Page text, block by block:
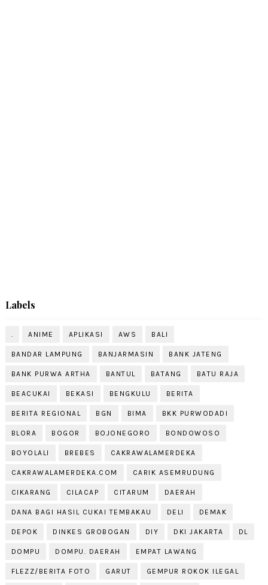
Labels
. ANIME APLIKASI AWS BALI
BANDAR LAMPUNG BANJARMASIN BANK JATENG
BANK PURWA ARTHA BANTUL BATANG BATU RAJA
BEACUKAI BEKASI BENGKULU BERITA
BERITA REGIONAL BGN BIMA BKK PURWODADI
BLORA BOGOR BOJONEGORO BONDOWOSO
BOYOLALI BREBES CAKRAWALAMERDEKA
CAKRAWALAMERDEKA.COM CARIK ASEMRUDUNG
CIKARANG CILACAP CITARUM DAERAH
DANA BAGI HASIL CUKAI TEMBAKAU DELI DEMAK
DEPOK DINKES GROBOGAN DIY DKI JAKARTA DL
DOMPU DOMPU. DAERAH EMPAT LAWANG
FLEZZ/BERITA FOTO GARUT GEMPUR ROKOK ILEGAL